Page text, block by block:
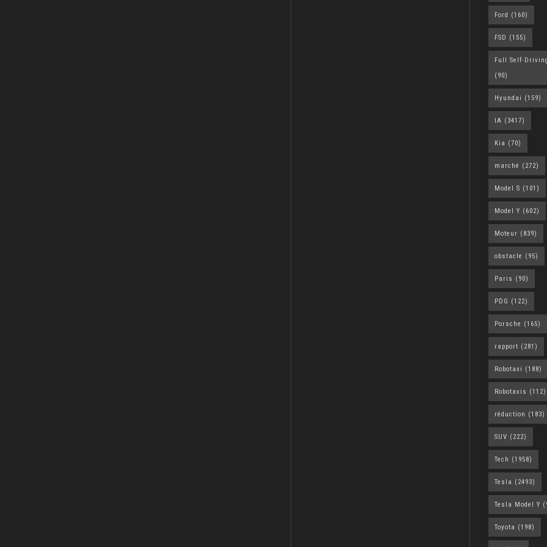
Ford (160)
FSD (155)
Full Self-
(90)
Hyundai (159)
IA (3417)
Kia (70)
marché (272)
Model S (101)
Model Y (602)
Moteur (839)
obstacle (95)
Paris (90)
PDG (122)
Porsche (165)
rapport (281)
Robotaxi (188)
Robotaxis (112)
réduction (183)
SUV (222)
Tech (1958)
Tesla (2493)
Tesla Model Y
Toyota (198)